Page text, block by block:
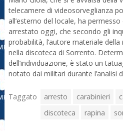
telecamere di videosorveglianza
all’esterno del locale, ha
arrestato oggi, che secondo gli
probabilità, l’autore materiale
nella discoteca di Sorrento.
dell’individuazione, è stato un
notato dai militari durante l’analisi
Taggato arresto carabinieri
discoteca
rapina